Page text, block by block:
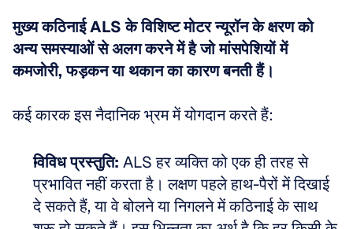
मुख्य कठिनाई ALS के विशिष्ट मोटर न्यूरॉन के क्षरण को
अन्य समस्याओं से अलग करने में है जो मांसपेशियों में
कमजोरी, फड़कन या थकान का कारण बनती हैं।
कई कारक इस नैदानिक भ्रम में योगदान करते हैं:
विविध प्रस्तुति: ALS हर व्यक्ति को एक ही तरह से
प्रभावित नहीं करता है। लक्षण पहले हाथ-पैरों में दिखाई
दे सकते हैं, या वे बोलने या निगलने में कठिनाई के साथ